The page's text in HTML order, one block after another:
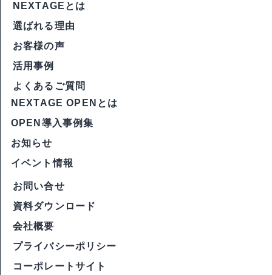
NEXTAGEとは
選ばれる理由
お客様の声
活用事例
よくあるご質問
NEXTAGE OPENとは
OPEN導入事例集
お知らせ
イベント情報
お問い合せ
資料ダウンロード
会社概要
プライバシーポリシー
コーポレートサイト